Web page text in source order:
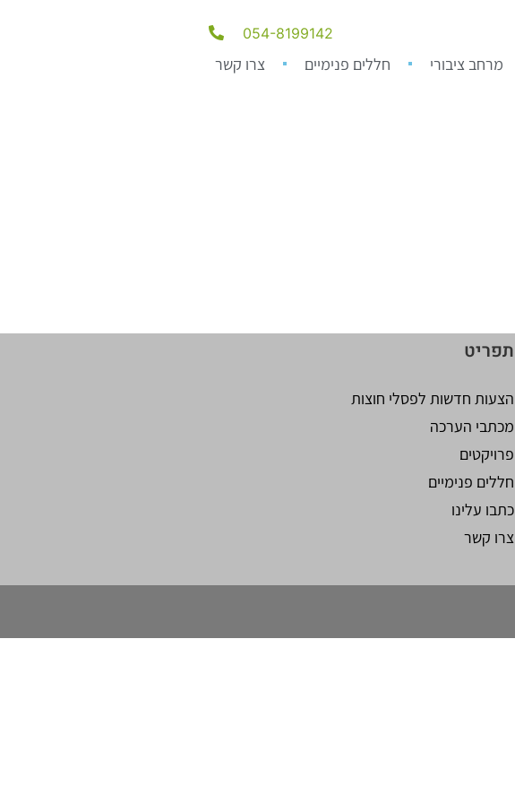
054-8199142
מרחב ציבורי חללים פנימיים צרו קשר
תפריט
הצעות חדשות לפסלי חוצות
מכתבי הערכה
פרויקטים
חללים פנימיים
כתבו עלינו
צרו קשר